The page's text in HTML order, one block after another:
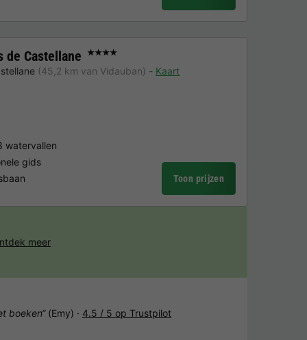
de Castellane ★★★★
(45,2 km van Vidauban)
Kaart
watervallen
gids
Toon prijzen
meer
boeken“(Emy) · 4.5 / 5 op Trustpilot